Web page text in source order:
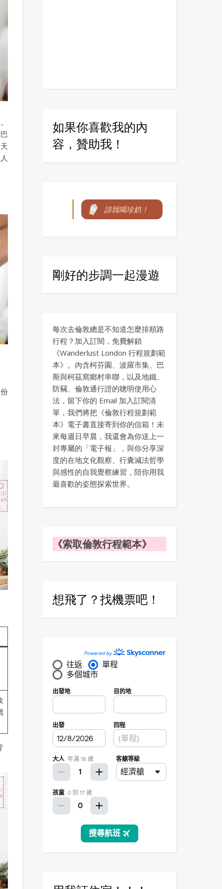
如果你喜歡我的內
容，贊助我！
請我喝珍奶！
剛好的步調一起漫遊
每次去倫敦總是不知道怎麼排順路
行程？加入訂閱，免費解鎖
《Wanderlust London 行程規劃範
本》。內含柯芬園、波羅市集、巴
斯與柯茲窩鄉村串聯，以及地鐵、
防竊、倫敦通行證的聰明使用心
法，留下你的 Email 加入訂閱清
單，我們將把《倫敦行程規劃範
本》電子書直接寄到你的信箱！未
來每週日早晨，我還會為你送上一
封專屬的「電子報」，與你分享深
度的在地文化觀察、行囊減法哲學
與感性的自我覺察練習，陪你用我
最喜歡的姿態探索世界。
《索取倫敦行程範本》
想飛了？找機票吧！